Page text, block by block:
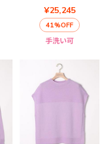
¥25,245
41%OFF
手洗い可